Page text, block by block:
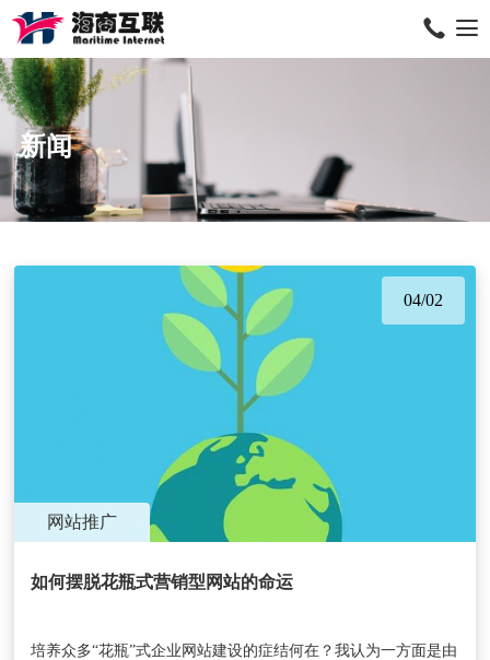
新闻
04/02
网站推广
如何摆脱花瓶式营销型网站的命运
培养众多“花瓶”式企业网站建设的症结何在？我认为一方面是由